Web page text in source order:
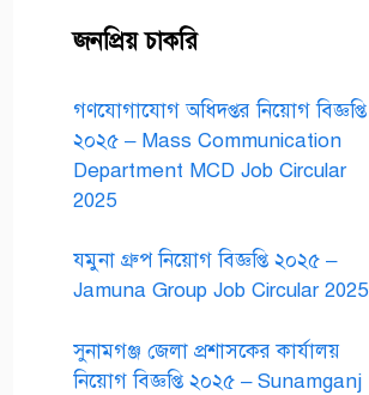
জনপ্রিয় চাকরি
গণযোগাযোগ অধিদপ্তর নিয়োগ বিজ্ঞপ্তি
২০২৫ – Mass Communication
Department MCD Job Circular
2025
যমুনা গ্রুপ নিয়োগ বিজ্ঞপ্তি ২০২৫ –
Jamuna Group Job Circular 2025
সুনামগঞ্জ জেলা প্রশাসকের কার্যালয়
নিয়োগ বিজ্ঞপ্তি ২০২৫ – Sunamganj